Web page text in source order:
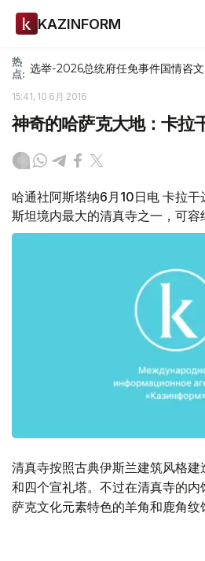
KAZINFORM
热
点: 选举-2026总统府任免事件国情咨文
15:41, 10 6月 2016
神奇的哈萨克大地：卡拉
哈通社阿斯塔纳6月10日电 卡拉
斯坦境内最大的清真寺之一，可容
清真寺按照古典伊斯兰建筑风格
和四个宣礼塔。不过在清真寺的
萨克文化元素特色的羊角和鹿角纹